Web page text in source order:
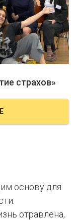
страхов»
основу для
отравлена,